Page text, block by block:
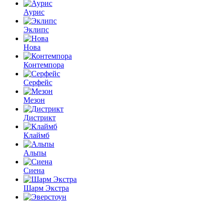
Аурис
Эклипс
Нова
Контемпора
Серфейс
Мезон
Дистрикт
Клаймб
Альпы
Сиена
Шарм Экстра